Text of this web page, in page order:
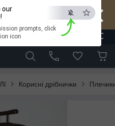
×
ESC
our
prompts, click
icon
Корисні дрібнички